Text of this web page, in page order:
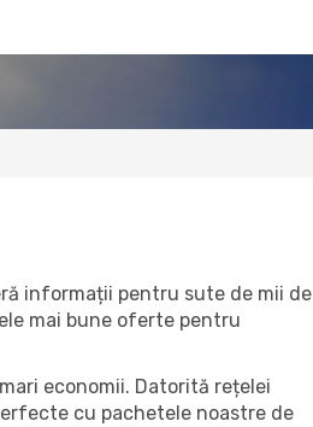
informații pentru sute de mii de
mai bune oferte pentru
economii. Datorită rețelei
cu pachetele noastre de